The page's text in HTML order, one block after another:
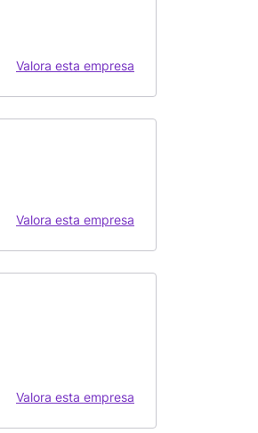
Valora esta empresa
Valora esta empresa
Valora esta empresa